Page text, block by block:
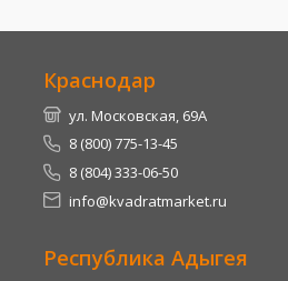
Краснодар
ул. Московская, 69А
8 (800) 775-13-45
8 (804) 333-06-50
info@kvadratmarket.ru
Республика Адыгея